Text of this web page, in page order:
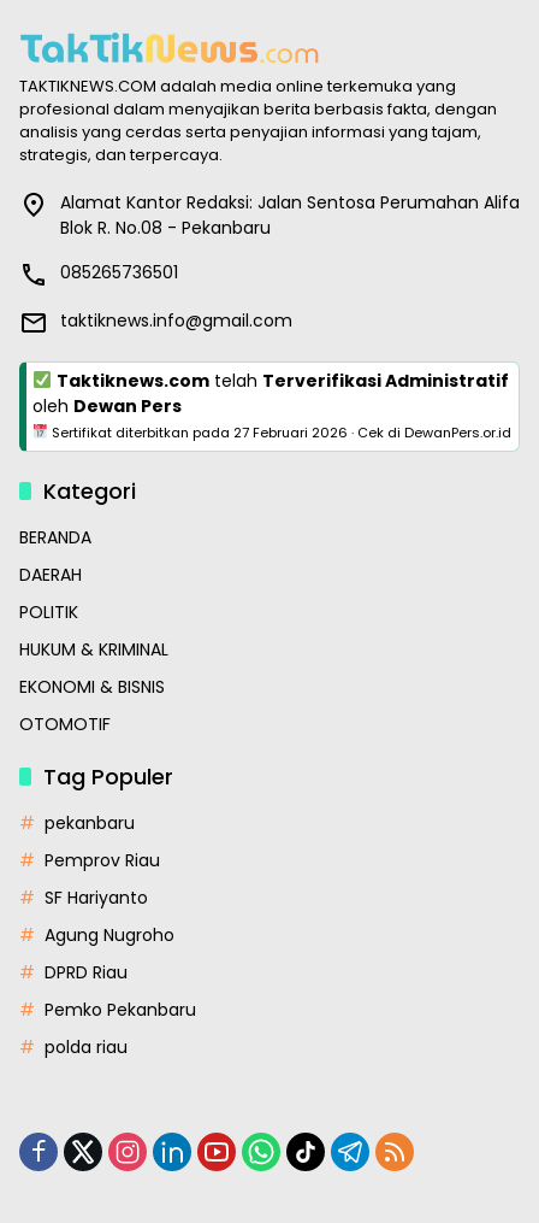
TAKTIKNEWS.COM adalah media online terkemuka yang
profesional dalam menyajikan berita berbasis fakta, dengan
analisis yang cerdas serta penyajian informasi yang tajam,
strategis, dan terpercaya.
Alamat Kantor Redaksi: Jalan Sentosa Perumahan Alifa
Blok R. No.08 - Pekanbaru
085265736501
taktiknews.info@gmail.com
Taktiknews.comtelah Terverifikasi Administratif
oleh Dewan Pers
Sertifikat diterbitkan pada 27 Februari 2026 · Cek di DewanPers.or.id
Kategori
BERANDA
DAERAH
POLITIK
HUKUM & KRIMINAL
EKONOMI & BISNIS
OTOMOTIF
Tag Populer
pekanbaru
Pemprov Riau
SF Hariyanto
Agung Nugroho
DPRD Riau
Pemko Pekanbaru
polda riau